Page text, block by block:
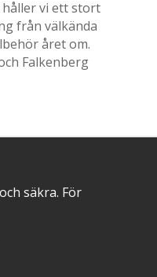
håller vi ett stort
från välkända
året om.
Falkenberg
säkra. För